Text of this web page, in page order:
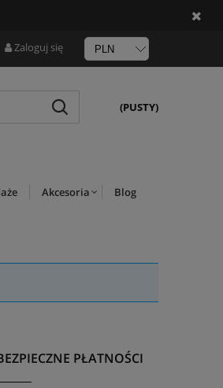
Zaloguj się
(PUSTY)
Akcesoria Blog
PŁATNOŚCI